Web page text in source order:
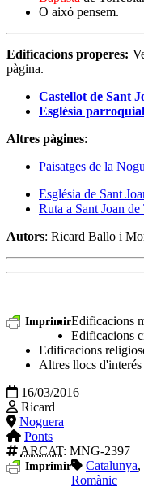
O aixó pensem.
Edificacions properes:
pàgina.
Castellot de Sant
Església
Altres pàgines:
Paisatges de la
Església de Sant
Ruta a Sant Joan
Autors: Ricard Ballo i
ImprimirEdificacions
Edificacions
Edificacions
Altres llocs d'interés
16/03/2016
Ricard
Noguera
Ponts
ARCAT: MNG-2397
Imprimir Catalunya,
Romànic